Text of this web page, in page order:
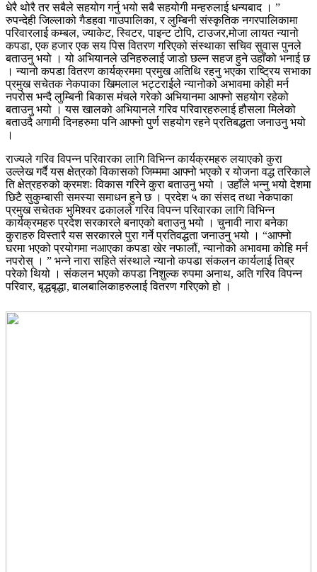
धेरै थोरै तर सबैले सहयोग गर्नु भयो सबै सहयोगी मन्हरुलाई धन्यबाद । ”
रुपन्देही जिल्लाको गैडहवा गाउपालिका, र लुम्बिनी संस्कृतिक नगरपालिकामा
परिवारलाई कम्बल, ज्याकेट, स्विटर, पाइन्ट टोपि, टाउजर,मोजा लायत न्यानो
कपडा, एक हजार एक सय पिस वितरण गरिएको संस्थाका सचिव सुवास पुनले
बताउनु भयो । यो अभियानले उनिहरुलाई जाडो छल्न सहज हुने उहाँको भनाई छ
। न्यानो कपडा वितरण कार्यक्रममा प्रमुख अतिथि रहनु भएका राष्ट्रिय सभाका
प्रमुख सचेतक नेकपाका खिमलाल भट्टराईले न्यानोको अभावमा कोही मर्न
नपरोस भन्दै लुम्बिनी बिकास मंचले गरेको अभियानमा आफ्नो सहयोग रहेको
बताउनु भयो । यस खालको अभियानले गरिव परिवारहरुलाई हौसला मिलेको
बताउदै अगामी दिनहरुमा पनि आफ्नो पुर्ण सहयोग रहने प्रतिबद्धता जनाउनु भयो
।
राज्यले गरिव विपन्न परिवारका लागि विभिन्न कार्यक्रमहरु लयाएको कुरा
उल्लेख गर्दै यस क्षेत्रको विकासको जिम्ममा आफ्नो भएको र योजना वद्ध तरिकाले
ति क्षेत्रहरुको क्रमशः विकास गरिने कुरा बताउनु भयो । उहाँले भन्नु भयो देशमा
छिटै सुकुम्बासी समस्या समाधन हुने छ । प्रदेश ५ का संसद तथा नेकपाका
प्रमुख सचेतक भुमिश्वर ढकालले गरिव विपन्न परिवारका लागि विभिन्न
कार्यक्रमहरु प्रदेश सरकारले बनाएको बताउनु भयो । चुनावी नारा बनेका
कुराहरु विस्तारै यस सरकारले पुरा गर्ने प्रतिवद्धता जनाउनु भयो । “आफ्नो
घरमा भएको प्रयोगमा नआएका कपडा खेर नफालौं, न्यानोको अभावमा कोहि मर्न
नपरोस् । ” भन्ने नारा सहिते संस्थाले न्यानो कपडा संकलन कार्यलाई तिब्र
परेको थियो । संकलन भएको कपडा निशुल्क रुपमा अनाथ, अति गरिव विपन्न
परिवार, बृद्धबृद्धा, बालबालिकाहरुलाई वितरण गरिएको हो ।